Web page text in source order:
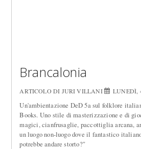
Brancalonia
ARTICOLO DI JURI VILLANI LUNEDÌ,
Un'ambientazione DeD 5a sul folklore
Books. Uno stile di masterizzazione e di
magici, cianfrusaglie, paccottiglia arcana,
un luogo non-luogo dove il fantastico
potrebbe andare storto?"